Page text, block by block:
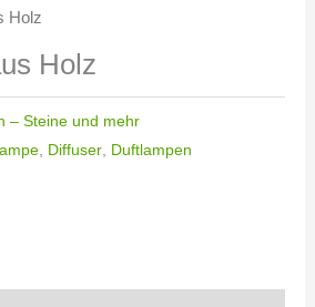
Holz
Holz
– Steine und mehr
, Diffuser, Duftlampen